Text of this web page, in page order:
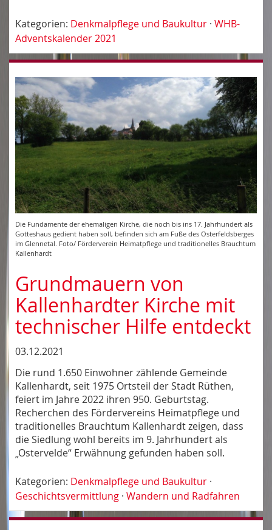
Kategorien: Denkmalpflege und Baukultur · WHB-
Adventskalender 2021
Die Fundamente der ehemaligen Kirche, die noch bis ins 17. Jahrhundert als
Gotteshaus gedient haben soll, befinden sich am Fuße des Osterfeldsberges
im Glennetal. Foto/ Förderverein Heimatpflege und traditionelles Brauchtum
Kallenhardt
Grundmauern von
Kallenhardter Kirche mit
technischer Hilfe entdeckt
03.12.2021
Die rund 1.650 Einwohner zählende Gemeinde
Kallenhardt, seit 1975 Ortsteil der Stadt Rüthen,
feiert im Jahre 2022 ihren 950. Geburtstag.
Recherchen des Fördervereins Heimatpflege und
traditionelles Brauchtum Kallenhardt zeigen, dass
die Siedlung wohl bereits im 9. Jahrhundert als
„Ostervelde“ Erwähnung gefunden haben soll.
Kategorien: Denkmalpflege und Baukultur ·
Geschichtsvermittlung · Wandern und Radfahren